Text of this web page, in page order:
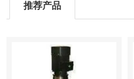
推荐产品